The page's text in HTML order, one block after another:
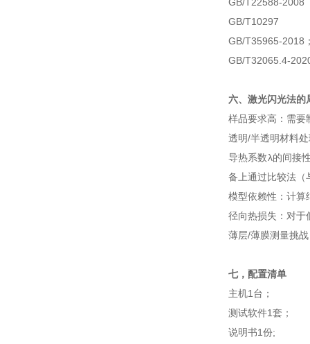
GB/T10297
‌GB/T35965-2018
‌GB/T32065.4-
六、激光闪光法的
样品要求高：‌需要
透明/半透明材料
导热系数λ的间接
备上通过比较法（
模型依赖性：‌计算
径向热损失：‌对于
薄层/薄膜测量挑
七，配置清单
主机1台；
测试软件1套；
说明书1份;